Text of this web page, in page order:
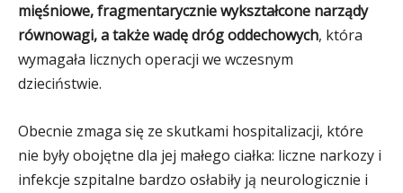
mięśniowe, fragmentarycznie wykształcone narządy
równowagi, a także wadę dróg oddechowych, która
wymagała licznych operacji we wczesnym
dzieciństwie.
Obecnie zmaga się ze skutkami hospitalizacji, które
nie były obojętne dla jej małego ciałka: liczne narkozy i
infekcje szpitalne bardzo osłabiły ją neurologicznie i